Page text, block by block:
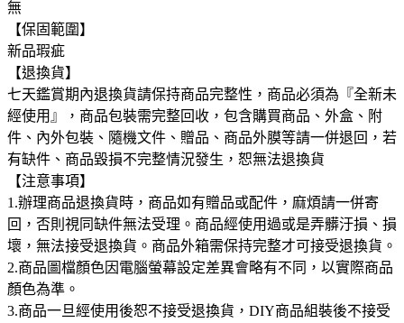
無
【保固範圍】
新品瑕疵
【退換貨】
七天鑑賞期內退換貨請保持商品完整性，商品必須為『全新未
經使用』，商品包裝需完整回收，包含購買商品、外盒、附
件、內外包裝、隨機文件、贈品、商品外膜等請一併退回，若
有缺件、商品毀損不完整情況發生，恕無法退換貨
【注意事項】
1.辦理商品退換貨時，商品如有贈品或配件，麻煩請一併寄
回，否則視同缺件無法受理。商品經使用過或是弄髒汙損、損
壞，無法接受退換貨。商品外箱需保持完整才可接受退換貨。
2.商品圖檔顏色因電腦螢幕設定差異會略有不同，以實際商品
顏色為準。
3.商品一旦經使用後恕不接受退換貨，DIY商品組裝後不接受